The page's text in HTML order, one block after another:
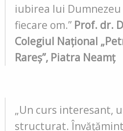
iubirea lui
fiecare om.” Prof. dr.
Colegiul Național
Rareș”, Piatra Neamț
„Un curs interesant,
structurat.